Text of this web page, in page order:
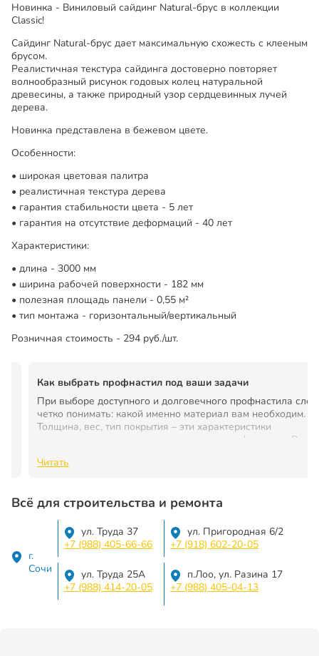
Новинка - Виниловый сайдинг Natural-брус в коллекции
Classic!
Сайдинг Natural-брус дает максимальную схожесть с клееным
брусом.
Реалистичная текстура сайдинга достоверно повторяет
волнообразный рисунок годовых колец натуральной
древесины, а также природный узор сердцевинных лучей
дерева.
Новинка представлена в бежевом цвете.
Особенности:
широкая цветовая палитра
реалистичная текстура дерева
гарантия стабильности цвета - 5 лет
гарантия на отсутствие деформаций - 40 лет
Характеристики:
длина - 3000 мм
ширина рабочей поверхности - 182 мм
полезная площадь панели - 0,55 м²
тип монтажа - горизонтальный/вертикальный
Розничная стоимость - 294 руб./шт.
Как выбрать профнастил под ваши задачи
При выборе доступного и долговечного профнастила
четко понимать: какой именно материал вам необходим.
Толщина, вес, тип покрытия – эти характеристики
определяют возможности применения профнастила. В
Читать
Всё для строительства и ремонта
г.
Сочи
ул. Труда 37
+7 (988) 405-66-66
ул. Пригородная 6/2
+7 (918) 602-20-05
ул. Труда 25А
+7 (988) 414-20-05
п.Лоо, ул. Разина 17
+7 (988) 405-04-13